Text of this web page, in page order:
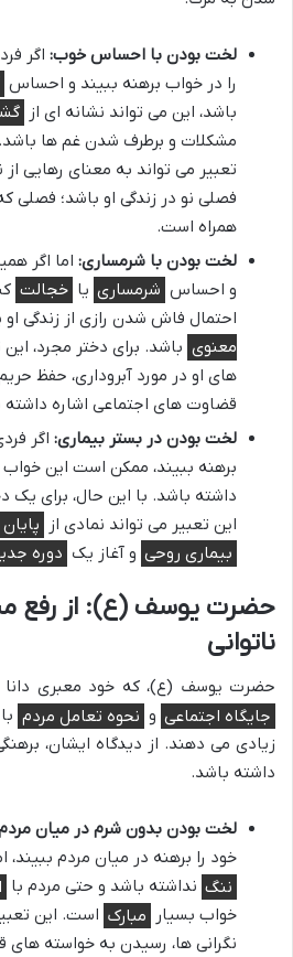
لخت بودن با احساس خوب: اگر
را در خواب برهنه ببیند و احساس
باشد، این می تواند نشانه ای از
مشکلات و برطرف شدن غم ها باشد.
تعبیر می تواند به معنای رهایی از
فصلی نو در زندگی او باشد؛ فصلی
همراه است.
لخت بودن با شرمساری: اما اگر
و احساس شرمساری یا خجالت
احتمال فاش شدن رازی از زندگی
معنوی باشد. برای دختر مجرد،
های او در مورد آبروداری، حفظ
قضاوت های اجتماعی اشاره داشته
لخت بودن در بستر بیماری: اگر
برهنه ببیند، ممکن است این خواب
داشته باشد. با این حال، برای یک
این تعبیر می تواند نمادی از
بیماری روحی و آغاز یک دوره
حضرت یوسف (ع): از رفع
ناتوانی
حضرت یوسف (ع)، که خود معبری دانا
جایگاه اجتماعی و نحوه تعامل مردم
زیادی می دهند. از دیدگاه ایشان،
داشته باشد.
لخت بودن بدون شرم در میان
خود را برهنه در میان مردم
ننگ نداشته باشد و حتی مردم با
خواب بسیار مبارک است. این
نگرانی ها، رسیدن به خواسته های